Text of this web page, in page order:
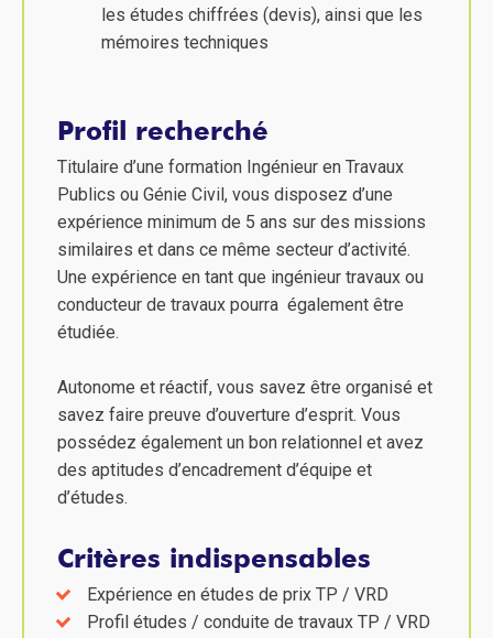
les études chiffrées (devis), ainsi que les
mémoires techniques
Profil recherché
Titulaire d’une formation Ingénieur en Travaux
Publics ou Génie Civil, vous disposez d’une
expérience minimum de 5 ans sur des missions
similaires et dans ce même secteur d’activité.
Une expérience en tant que ingénieur travaux ou
conducteur de travaux pourra également être
étudiée.
Autonome et réactif, vous savez être organisé et
savez faire preuve d’ouverture d’esprit. Vous
possédez également un bon relationnel et avez
des aptitudes d’encadrement d’équipe et
d’études.
Critères indispensables
Expérience en études de prix TP / VRD
Profil études / conduite de travaux TP / VRD